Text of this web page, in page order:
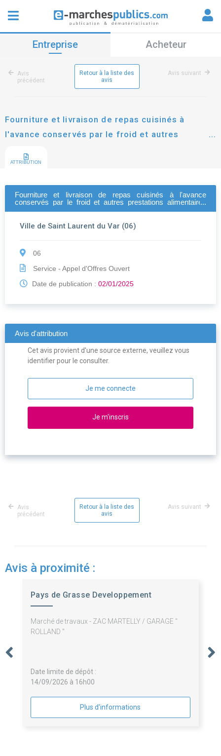
Entreprise Acheteur
Avis
précédent
Retour à la liste des
avis
Avis suivant
Fourniture et livraison de repas cuisinés à
l'avance conservés par le froid et autres
restauration scolaire de la ville de saint-laurent-
ATTRIBUTION
Fourniture et livraison de repas cuisinés à l'avance
conservés par le froid et autres prestations alimentaires
Ville de Saint Laurent du Var (06)
06
Service - Appel d'Offres Ouvert
Date de publication : 02/01/2025
Avis d'attribution
Cet avis provient d'une source externe, veuillez vous
identifier pour le consulter.
Je me connecte
Je m'inscris
Avis
précédent
Retour à la liste des
avis
Avis suivant
Avis à proximité :
Pays de Grasse Developpement
Marché de travaux - ZAC MARTELLY / GARAGE "
ROLLAND "
Date limite de dépôt :
14/09/2026 à 16h00
Plus d'informations